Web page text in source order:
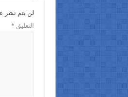
لن يتم نشر
التعليق *